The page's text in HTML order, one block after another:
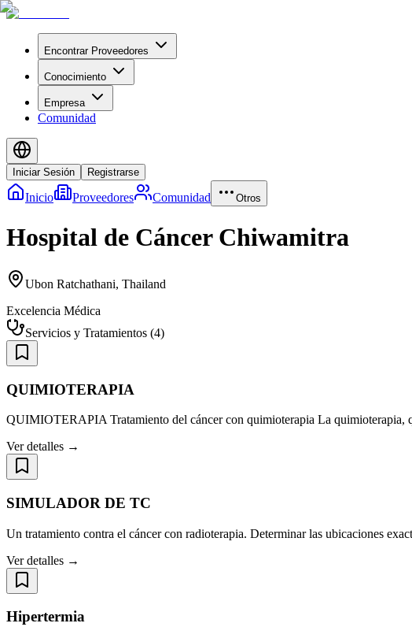
Encontrar Proveedores
Conocimiento
Empresa
Comunidad
Iniciar Sesión Registrarse
Inicio Proveedores Comunidad Otros
Hospital de Cáncer Chiwamitra
Ubon Ratchathani, Thailand
Excelencia Médica
Servicios y Tratamientos (4)
QUIMIOTERAPIA
QUIMIOTERAPIA Tratamiento del cáncer con quimioterapia La quimioterapia,
Ver detalles →
SIMULADOR DE TC
Un tratamiento contra el cáncer con radioterapia. Determinar las ubicaciones
Ver detalles →
Hipertermia